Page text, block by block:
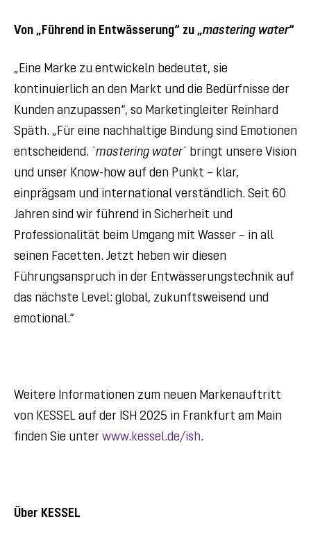
Von „Führend in Entwässerung“ zu „mastering water“
„Eine Marke zu entwickeln bedeutet, sie
kontinuierlich an den Markt und die Bedürfnisse der
Kunden anzupassen“, so Marketingleiter Reinhard
Späth. „Für eine nachhaltige Bindung sind Emotionen
entscheidend. `mastering water´ bringt unsere Vision
und unser Know-how auf den Punkt – klar,
einprägsam und international verständlich. Seit 60
Jahren sind wir führend in Sicherheit und
Professionalität beim Umgang mit Wasser – in all
seinen Facetten. Jetzt heben wir diesen
Führungsanspruch in der Entwässerungstechnik auf
das nächste Level: global, zukunftsweisend und
emotional.“
Weitere Informationen zum neuen Markenauftritt
von KESSEL auf der ISH 2025 in Frankfurt am Main
finden Sie unter www.kessel.de/ish.
Über KESSEL